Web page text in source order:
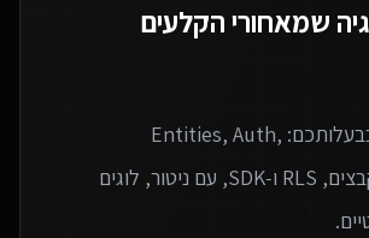
שמאחורי הקלעים
כל השירותים בבעלותכם: Entities, Auth,
Functions, קבצים, RLS ו‑SDK, עם ניטור, לוגים